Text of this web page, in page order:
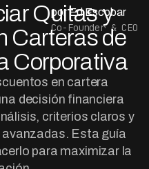
Quitas y
Carteras de
Corporativa
en cartera
decisión financiera
criterios claros y
Esta guía
para maximizar la
por Ed Escobar
Co-Founder & CEO